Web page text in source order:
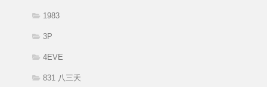
1983
3P
4EVE
831 八三夭